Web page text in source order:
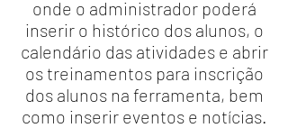
onde o administrador poderá
inserir o histórico dos alunos, o
calendário das atividades e abrir
os treinamentos para inscrição
dos alunos na ferramenta, bem
como inserir eventos e notícias.